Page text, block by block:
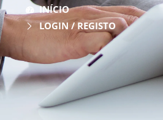
QUEM SOMOS
CONTACTO
NOTÍCIAS
INÍCIO
LOGIN / REGISTO